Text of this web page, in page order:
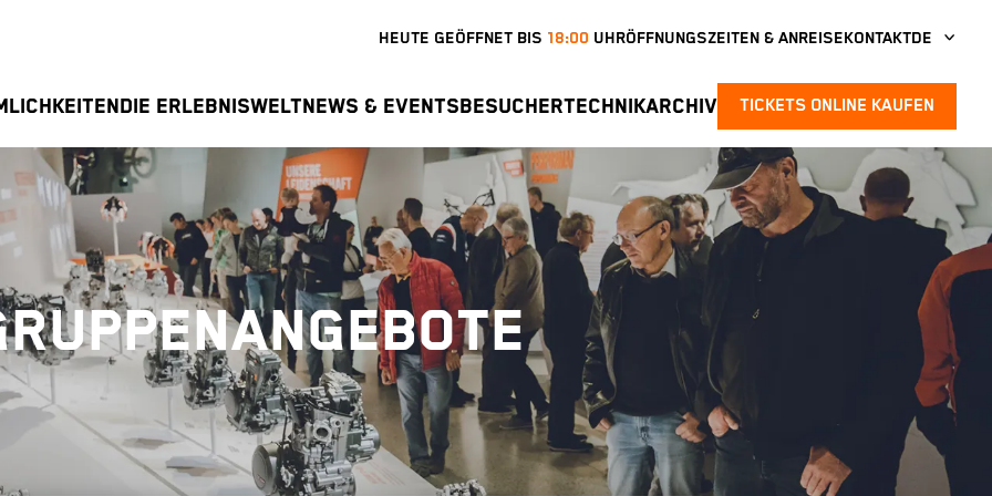
HEUTE GEÖFFNET BIS 18:00 UHRÖFFNUNGSZEITEN & ANREISEKONTAKTDE
DIE ERLEBNISWELTNEWS & EVENTSBESUCHERTECHNIKARCHIV TICKETS ONLINE KAUFEN